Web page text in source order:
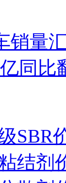
销量
同
SBR
结剂